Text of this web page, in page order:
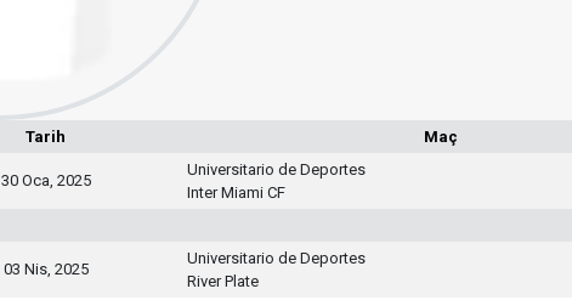
Tarih Maç
30 Oca, 2025
Universitario de Deportes
Inter Miami CF
03 Nis, 2025
Universitario de Deportes
River Plate